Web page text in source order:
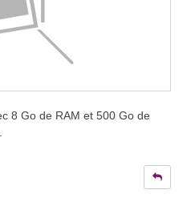
8 Go de RAM et 500 Go de